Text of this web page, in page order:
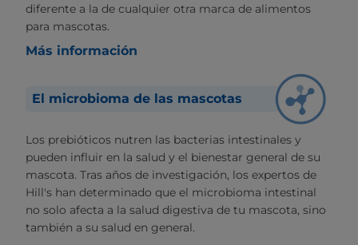
diferente a la de cualquier otra marca de alimentos
para mascotas.
Más información
El microbioma de las mascotas
Los prebióticos nutren las bacterias intestinales y
pueden influir en la salud y el bienestar general de su
mascota. Tras años de investigación, los expertos de
Hill's han determinado que el microbioma intestinal
no solo afecta a la salud digestiva de tu mascota, sino
también a su salud en general.